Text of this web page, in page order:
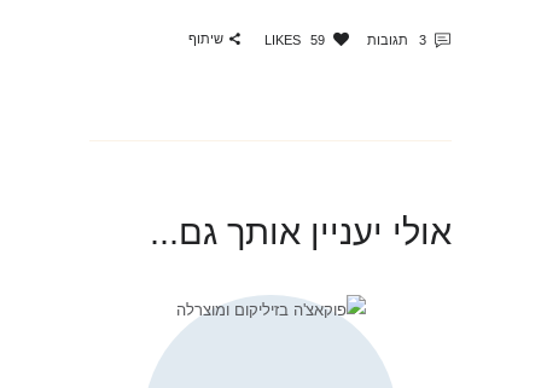
3 תגובות 59
LIKES שיתוף
אולי יעניין אותך גם...